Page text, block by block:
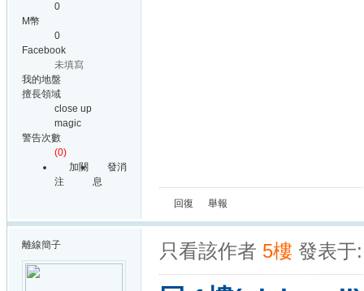
0
M幣
0
Facebook
未填寫
我的地盤
擅長領域
close up
magic
警告次數
(0)
加關
注
發消
息
回復 舉報
離線簡子 只看該作者 5樓 發表于